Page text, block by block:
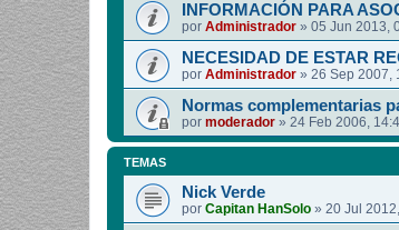
INFORMACIÓN PARA
por Administrador » 05 Jun 2013,
NECESIDAD DE ESTAR
por Administrador » 26 Sep 2007,
Normas complementarias
por moderador » 24 Feb 2006,
TEMAS
Nick Verde
por Capitan HanSolo » 20 Jul